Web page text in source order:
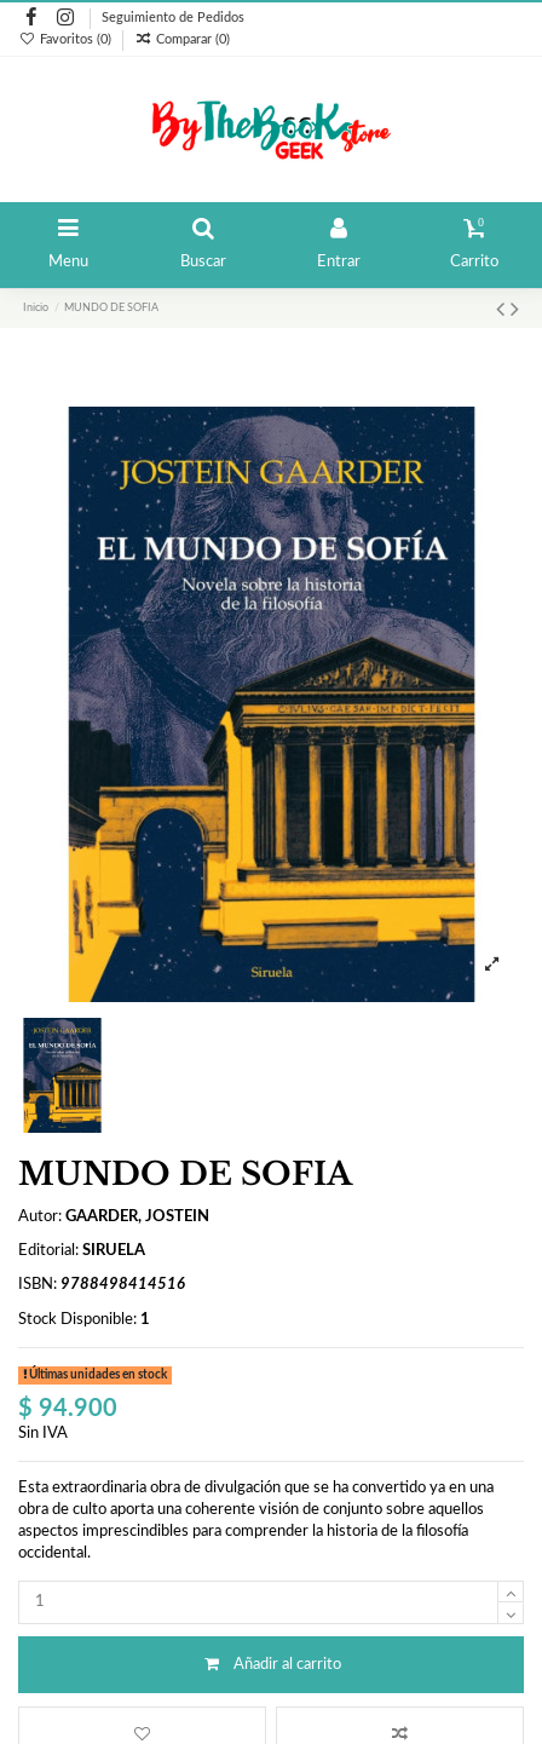
Seguimiento de Pedidos
Favoritos (0) Comparar (0)
Menu Buscar Entrar
0
Carrito
Inicio MUNDO DE SOFIA
MUNDO DE SOFIA
Autor: GAARDER, JOSTEIN
Editorial: SIRUELA
ISBN: 9788498414516
Stock Disponible: 1
Últimas unidades en stock
$ 94.900
Sin IVA
Esta extraordinaria obra de divulgación que se ha convertido ya en una
obra de culto aporta una coherente visión de conjunto sobre aquellos
aspectos imprescindibles para comprender la historia de la filosofía
occidental.
Añadir al carrito